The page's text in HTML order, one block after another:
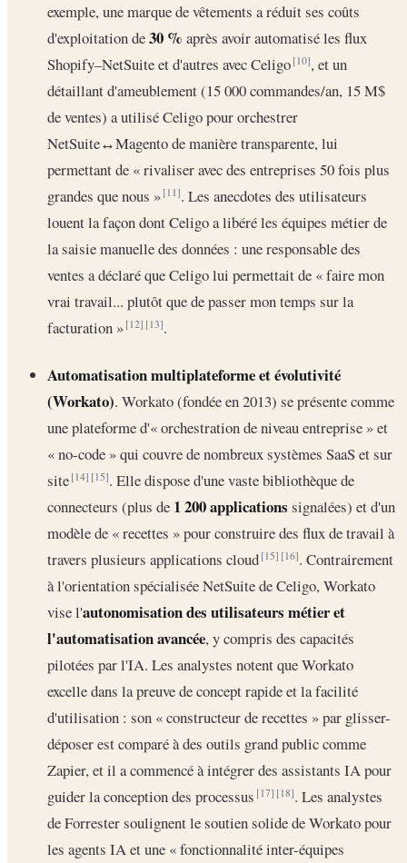
exemple, une marque de vêtements a réduit ses coûts
d'exploitation de30 % après avoir automatisé les flux
Shopify–NetSuite et d'autres avec Celigo[10], et un
détaillant d'ameublement (15 000 commandes/an, 15 M$
de ventes) a utilisé Celigo pour orchestrer
NetSuite↔Magento de manière transparente, lui
permettant de « rivaliser avec des entreprises 50 fois plus
grandes que nous »[11]. Les anecdotes des utilisateurs
louent la façon dont Celigo a libéré les équipes métier de
la saisie manuelle des données : une responsable des
ventes a déclaré que Celigo lui permettait de « faire mon
vrai travail... plutôt que de passer mon temps sur la
facturation »[12] [13].
Automatisation multiplateforme et évolutivité
(Workato). Workato (fondée en 2013) se présente comme
une plateforme d'« orchestration de niveau entreprise » et
« no-code » qui couvre de nombreux systèmes SaaS et sur
site[14] [15]. Elle dispose d'une vaste bibliothèque de
connecteurs (plus de 1 200 applications signalées) et d'un
modèle de « recettes » pour construire des flux de travail à
travers plusieurs applications cloud[15] [16]. Contrairement
à l'orientation spécialisée NetSuite de Celigo, Workato
vise l'autonomisation des utilisateurs métier et
l'automatisation avancée, y compris des capacités
pilotées par l'IA. Les analystes notent que Workato
excelle dans la preuve de concept rapide et la facilité
d'utilisation : son « constructeur de recettes » par glisser-
déposer est comparé à des outils grand public comme
Zapier, et il a commencé à intégrer des assistants IA pour
guider la conception des processus[17] [18]. Les analystes
de Forrester soulignent le soutien solide de Workato pour
les agents IA et une « fonctionnalité inter-équipes